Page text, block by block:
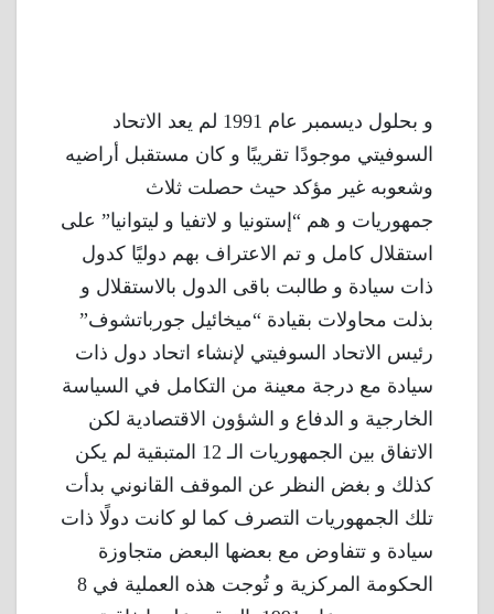
و بحلول ديسمبر عام 1991 لم يعد الاتحاد
السوفيتي موجودًا تقريبًا و كان مستقبل أراضيه
وشعوبه غير مؤكد حيث حصلت ثلاث
جمهوريات و هم “إستونيا و لاتفيا و ليتوانيا” على
استقلال كامل و تم الاعتراف بهم دوليًا كدول
ذات سيادة و طالبت باقى الدول بالاستقلال و
بذلت محاولات بقيادة “ميخائيل جورباتشوف”
رئيس الاتحاد السوفيتي لإنشاء اتحاد دول ذات
سيادة مع درجة معينة من التكامل في السياسة
الخارجية و الدفاع و الشؤون الاقتصادية لكن
الاتفاق بين الجمهوريات الـ 12 المتبقية لم يكن
كذلك و بغض النظر عن الموقف القانوني بدأت
تلك الجمهوريات التصرف كما لو كانت دولًا ذات
سيادة و تتفاوض مع بعضها البعض متجاوزة
الحكومة المركزية و تُوجت هذه العملية في 8